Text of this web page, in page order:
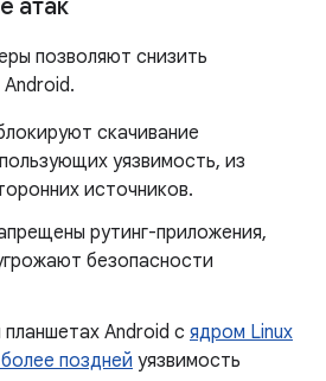
атак
позволяют снизить
скачивание
уязвимость, из
источников.
рутинг-приложения,
безопасности
Android с ядром Linux
поздней уязвимость